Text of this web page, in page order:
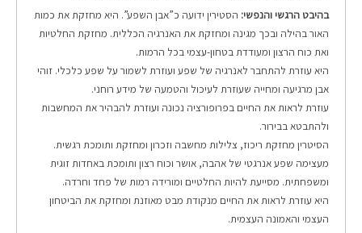
בהיבט הרגשי והנפשי: הסטירין ידועה כ”אבן השפע”. היא מחזקת את כמות
האור בהילה ובכך מגינה ומחזקת את האנרגיה הכללית. מחזקת החלטיות
ואת כוח הרצון ומעודדת בטחון-עצמי בכל הרמות.
היא עוזרת להתחבר לאנרגיה של שפע ועוזרת לשמור על שפע כלכלי. זוהי
אבן מרגיעה ומחייה שעוזרת לעיכול והטמעה של מידע רוחני.
עוזרת לראות את החיים בפרופורציה נכונה ועוזרת להבהיר את המחשבות
ולהתבטא בבירור.
הסיטרין מחזקת ריכוז, צלילות מחשבה וזכרון ומחזקת ותומכת רגשית.
מעצימה שפע אנרגטי של אהבה, אושר וכוח רצון ותומכת באחדות זוגית
ומשפחתית. מסייעת להיות החלטיים ומורידה רמות של פחד וחרדה.
היא עוזרת לראות את החיים מנקודת מבט מאוזנת ומחזקת את הביטחון
העצמי והאמונה העצמית.